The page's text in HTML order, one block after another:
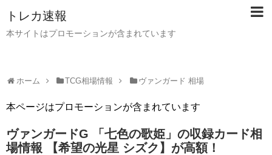
トレカ速報
本サイトはプロモーションが含まれています
ホーム TCG相場情報 ヴァンガード 相場
本ページはプロモーションが含まれています
ヴァンガードG 「七色の歌姫」の収録カード相
場情報 【希望の光星 シズク】が高額！